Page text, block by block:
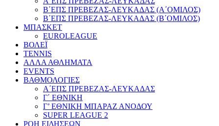
Β΄ΕΠΣ ΠΡΕΒΕΖΑΣ-ΛΕΥΚΑΔΑΣ (Α΄ΟΜΙΛΟΣ)
Β΄ΕΠΣ ΠΡΕΒΕΖΑΣ-ΛΕΥΚΑΔΑΣ (Β΄ΟΜΙΛΟΣ)
ΜΠΑΣΚΕΤ
EUROLEAGUE
ΒΟΛΕΪ
TENNIS
ΑΛΛΑ ΑΘΛΗΜΑΤΑ
EVENTS
ΒΑΘΜΟΛΟΓΙΕΣ
Α΄ΕΠΣ ΠΡΕΒΕΖΑΣ-ΛΕΥΚΑΔΑΣ
Γ΄ ΕΘΝΙΚΗ
Γ’ ΕΘΝΙΚΗ ΜΠΑΡΑΖ ΑΝΟΔΟΥ
SUPER LEAGUE 2
ΡΟΗ ΕΙΔΗΣΕΩΝ